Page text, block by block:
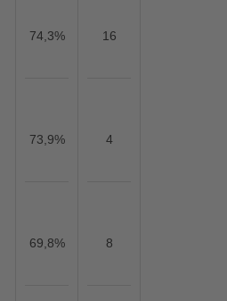
74,3% 16
73,9% 4
69,8% 8